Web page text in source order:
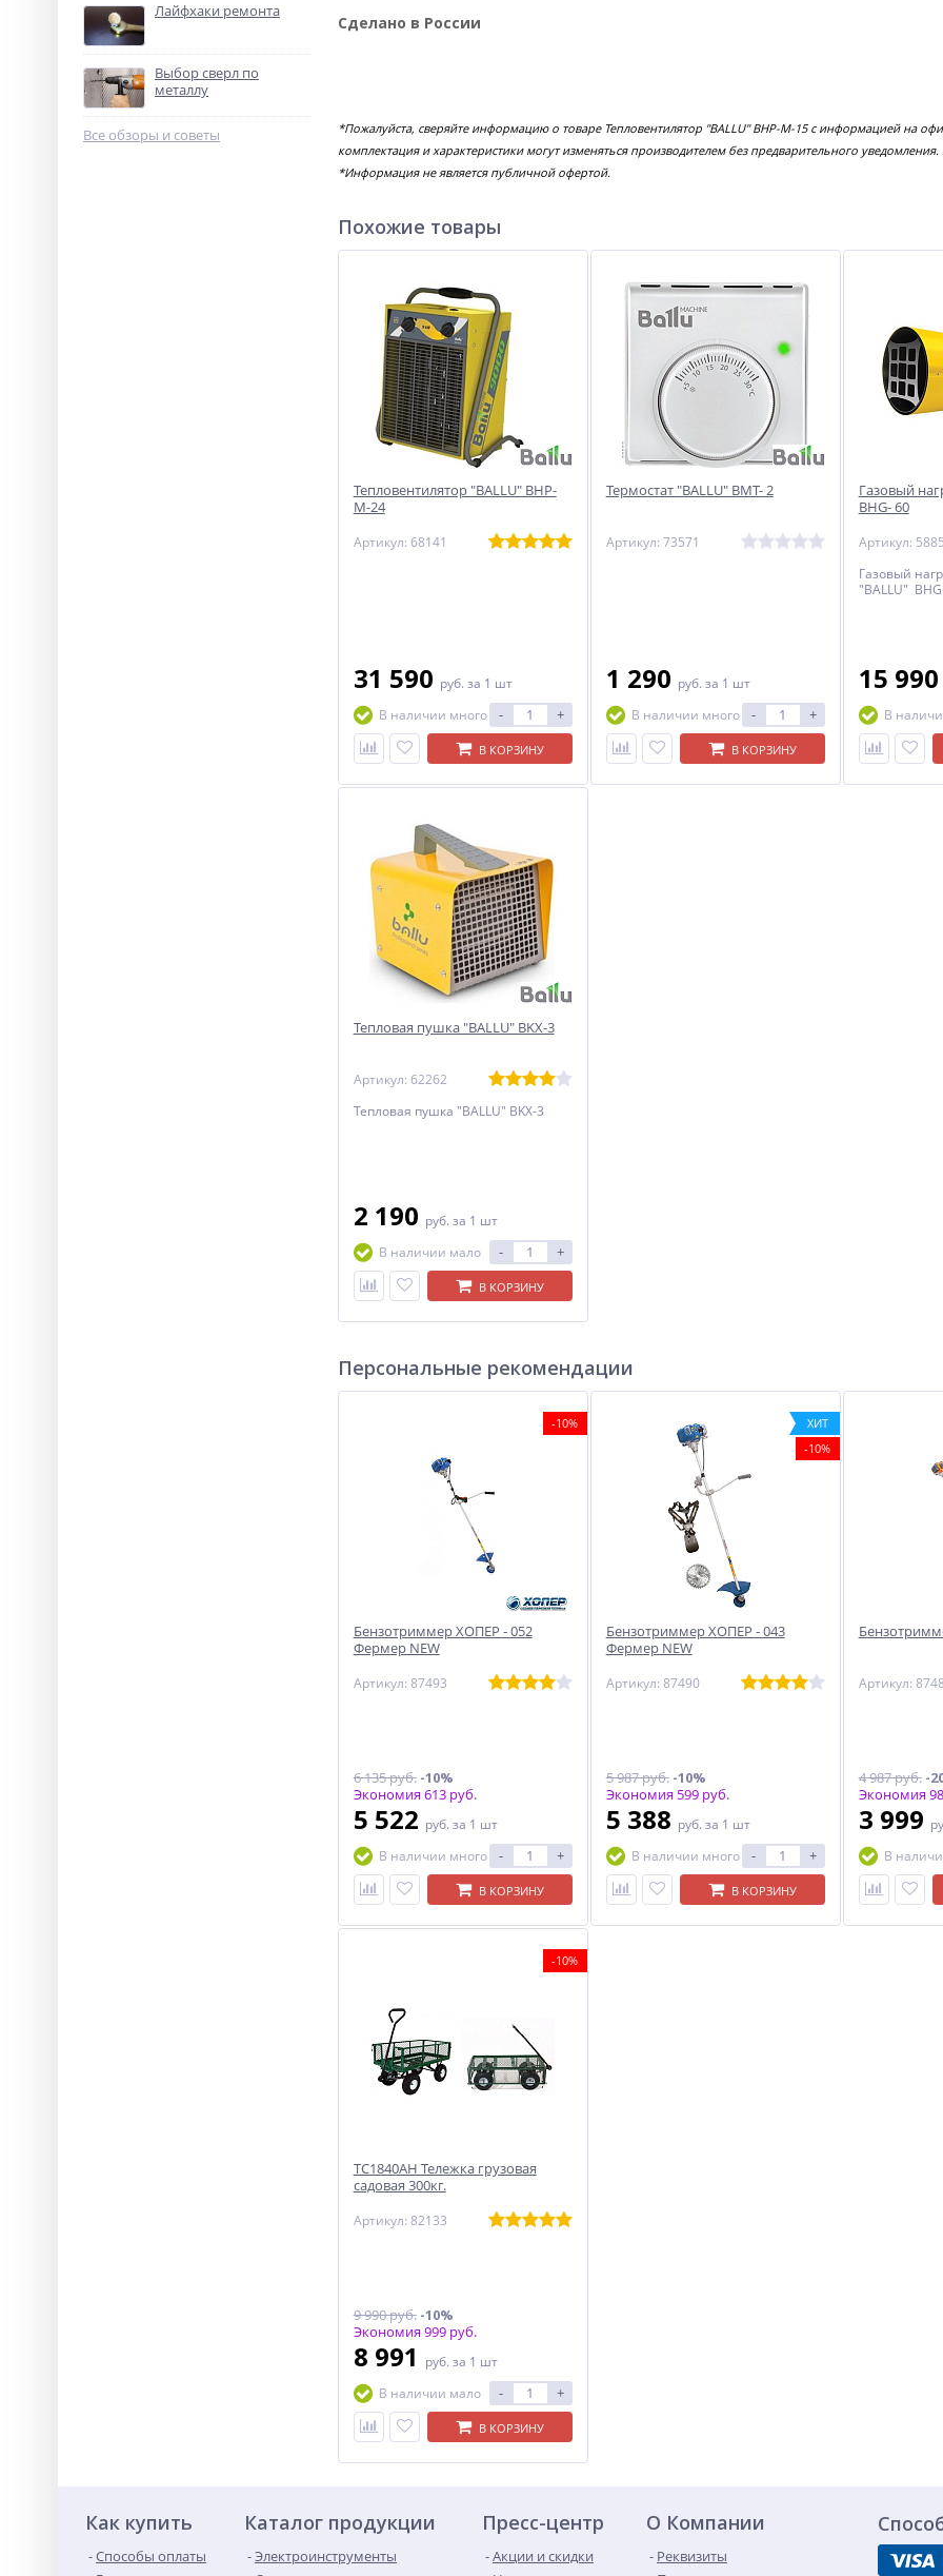
Лайфхаки ремонта
Выбор сверл по
металлу
Все обзоры и советы
Сделано в России
*Пожалуйста, сверяйте информацию о товаре Тепловентилятор "BALLU" BHP-М-15 с информацией на
комплектация и характеристики могут изменяться производителем без предварительного уведомления.
*Информация не является публичной офертой.
Похожие товары
Тепловентилятор "BALLU" BHP-
М-24
Артикул: 68141
31 590 руб. за 1 шт
В наличии много
- +
В КОРЗИНУ
Термостат "BALLU" BMT- 2
Артикул: 73571
1 290 руб. за 1 шт
В наличии много
- +
В КОРЗИНУ
Газовый
BHG- 60
Артикул:
Газовый
"BALLU"
15 990
В
Тепловая пушка "BALLU" BKX-3
Артикул: 62262
Тепловая пушка "BALLU" BKX-3
2 190 руб. за 1 шт
В наличии мало
- +
В КОРЗИНУ
Персональные рекомендации
-10%
Бензотриммер ХОПЕР - 052
Фермер NEW
Артикул: 87493
6 135 руб.-10%
Экономия 613 руб.
5 522 руб. за 1 шт
В наличии много
- +
В КОРЗИНУ
ХИТ
-10%
Бензотриммер ХОПЕР - 043
Фермер NEW
Артикул: 87490
5 987 руб.-10%
Экономия 599 руб.
5 388 руб. за 1 шт
В наличии много
- +
В КОРЗИНУ
Артикул:
4 987 руб.-
Экономия
3 999
В
-10%
ТС1840АН Тележка грузовая
садовая 300кг.
Артикул: 82133
9 990 руб.-10%
Экономия 999 руб.
8 991 руб. за 1 шт
В наличии мало
- +
В КОРЗИНУ
Как купить
Способы оплаты
Каталог продукции
Электроинструменты
Пресс-центр
Акции и скидки
О Компании
Реквизиты